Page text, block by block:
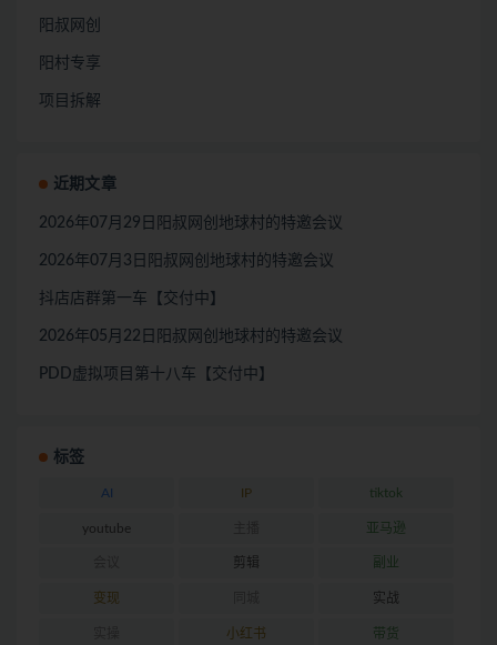
阳叔网创
阳村专享
项目拆解
近期文章
2026年07月29日阳叔网创地球村的特邀会议
2026年07月3日阳叔网创地球村的特邀会议
抖店店群第一车【交付中】
2026年05月22日阳叔网创地球村的特邀会议
PDD虚拟项目第十八车【交付中】
标签
AI IP tiktok
youtube 亚马逊
剪辑 副业
变现 实战
小红书 带货